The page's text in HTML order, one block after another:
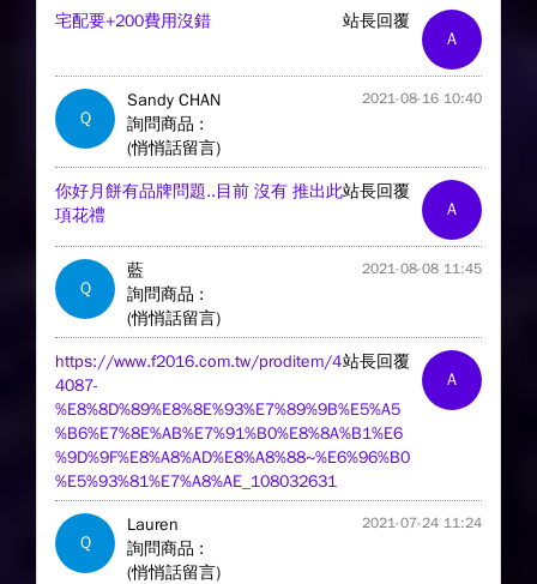
A
站長回覆
宅配要+200費用沒錯
Q
Sandy CHAN 2021-08-16 10:40
詢問商品 :
(悄悄話留言)
A
站長回覆
你好月餅有品牌問題..目前 沒有 推出此
項花禮
Q
藍 2021-08-08 11:45
詢問商品 :
(悄悄話留言)
A
站長回覆
https://www.f2016.com.tw/proditem/4
4087-
%E8%8D%89%E8%8E%93%E7%89%9B%E5%A5
%B6%E7%8E%AB%E7%91%B0%E8%8A%B1%E6
%9D%9F%E8%A8%AD%E8%A8%88~%E6%96%B0
%E5%93%81%E7%A8%AE_108032631
Q
Lauren 2021-07-24 11:24
詢問商品 :
(悄悄話留言)